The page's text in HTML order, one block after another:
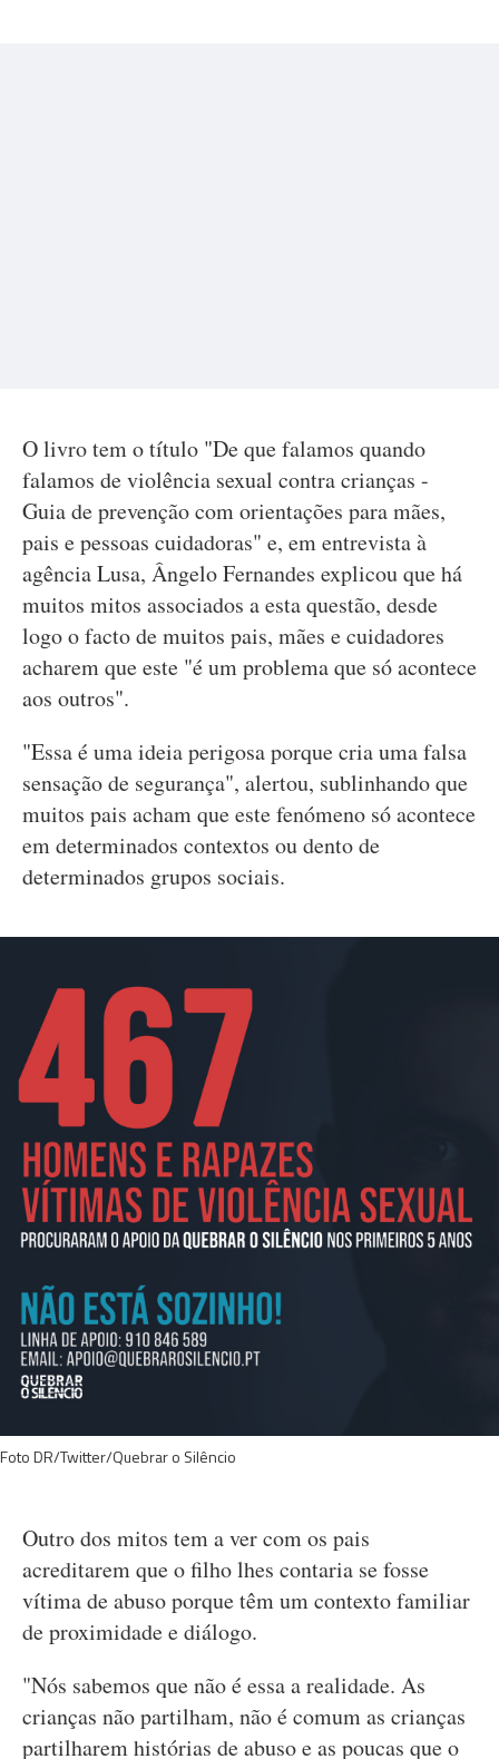
O livro tem o título "De que falamos quando
falamos de violência sexual contra crianças -
Guia de prevenção com orientações para mães,
pais e pessoas cuidadoras" e, em entrevista à
agência Lusa, Ângelo Fernandes explicou que há
muitos mitos associados a esta questão, desde
logo o facto de muitos pais, mães e cuidadores
acharem que este "é um problema que só acontece
aos outros".
"Essa é uma ideia perigosa porque cria uma falsa
sensação de segurança", alertou, sublinhando que
muitos pais acham que este fenómeno só acontece
em determinados contextos ou dento de
determinados grupos sociais.
Foto DR/Twitter/Quebrar o Silêncio
Outro dos mitos tem a ver com os pais
acreditarem que o filho lhes contaria se fosse
vítima de abuso porque têm um contexto familiar
de proximidade e diálogo.
"Nós sabemos que não é essa a realidade. As
crianças não partilham, não é comum as crianças
partilharem histórias de abuso e as poucas que o